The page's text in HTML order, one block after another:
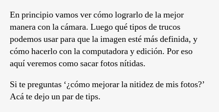
En principio vamos ver cómo lograrlo de la mejor
manera con la cámara. Luego qué tipos de trucos
podemos usar para que la imagen esté más definida, y
cómo hacerlo con la computadora y edición. Por eso
aquí veremos como sacar fotos nítidas.
Si te preguntas ‘¿cómo mejorar la nitidez de mis fotos?’
Acá te dejo un par de tips.